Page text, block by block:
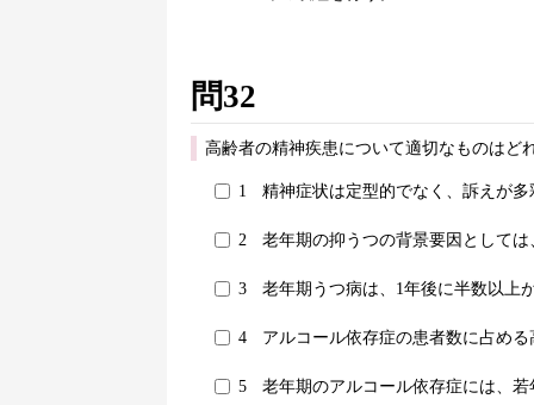
問32
高齢者の精神疾患について適切なものはど
1 精神症状は定型的でなく、訴えが
2 老年期の抑うつの背景要因として
3 老年期うつ病は、1年後に半数以上
4 アルコール依存症の患者数に占め
5 老年期のアルコール依存症には、